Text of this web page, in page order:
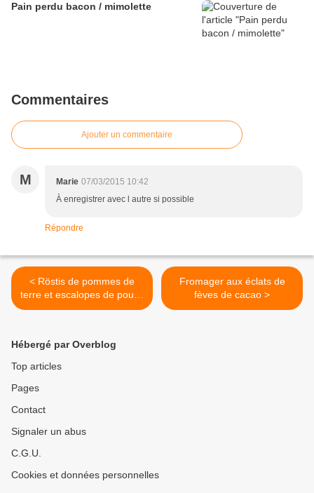
Pain perdu bacon / mimolette
Commentaires
Ajouter un commentaire
M Marie 07/03/2015 10:42
À enregistrer avec l autre si possible
Répondre
< Röstis de pommes de
terre et escalopes de poulet
panées.
Fromager aux éclats de
fèves de cacao >
Hébergé par Overblog
Top articles
Pages
Contact
Signaler un abus
C.G.U.
Cookies et données personnelles